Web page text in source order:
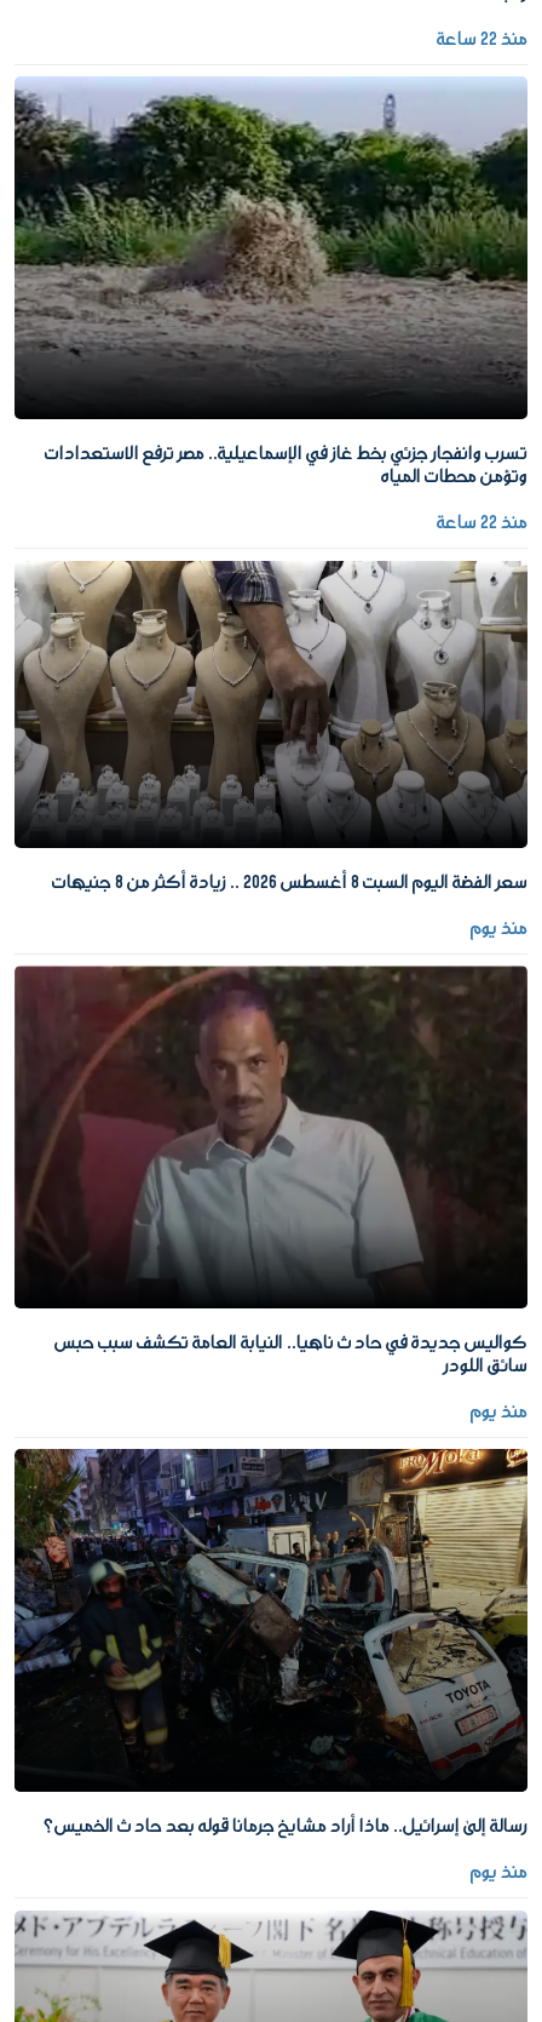
منذ 22 ساعة
تسرب وانفجار جزئي بخط غاز في الإسماعيلية.. مصر ترفع الاستعدادات
وتؤمن محطات المياه
منذ 22 ساعة
سعر الفضة اليوم السبت 8 أغسطس 2026 .. زيادة أكثر من 8 جنيهات
منذ يوم
كواليس جديدة في حادث ناهيا.. النيابة العامة تكشف سبب حبس
سائق اللودر
منذ يوم
رسالة إلى إسرائيل.. ماذا أراد مشايخ جرمانا قوله بعد حادث الخميس؟
منذ يوم